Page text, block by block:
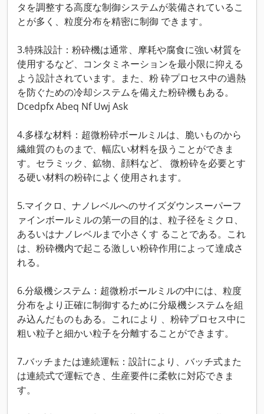
タを調整する高度な制御システムが装備されているこ
とが多く、粒度分布を精密に制御 できます。
3.特殊設計：粉砕機は通常、摩耗や腐食に強い材質を
使用するなど、コンタミネーションを最小限に抑える
よう設計されています。また、粉 砕プロセス中の過熱
を防ぐための冷却システムを備えた粉砕機もある。
Dcedpfx Abeq Nf Uwj Ask
4.多様な材料：超微粉砕ボールミルは、脆いものから
繊維質のものまで、幅広い材料を扱うことができま
す。セラミック、鉱物、顔料など、 微粉砕を必要とす
る硬い材料の粉砕によく使用されます。
5.マイクロ、ナノレベルへのサイズダウンスーパーフ
ァインボールミルの第一の目的は、粒子径をミクロ、
あるいはナノレベルまで小さくす ることである。これ
は、粉砕機内で起こる激しい粉砕作用によって達成さ
れる。
6.分級機システム：超微粉ボールミルの中には、粒度
分布をより正確に制御するために分級機システムを組
み込んだものもある。これにより 、粉砕プロセス中に
粗い粒子と細かい粒子を分離することができます。
7.バッチまたは連続運転：設計により、バッチ式また
は連続式で運転でき、生産要件に柔軟に対応できま
す。